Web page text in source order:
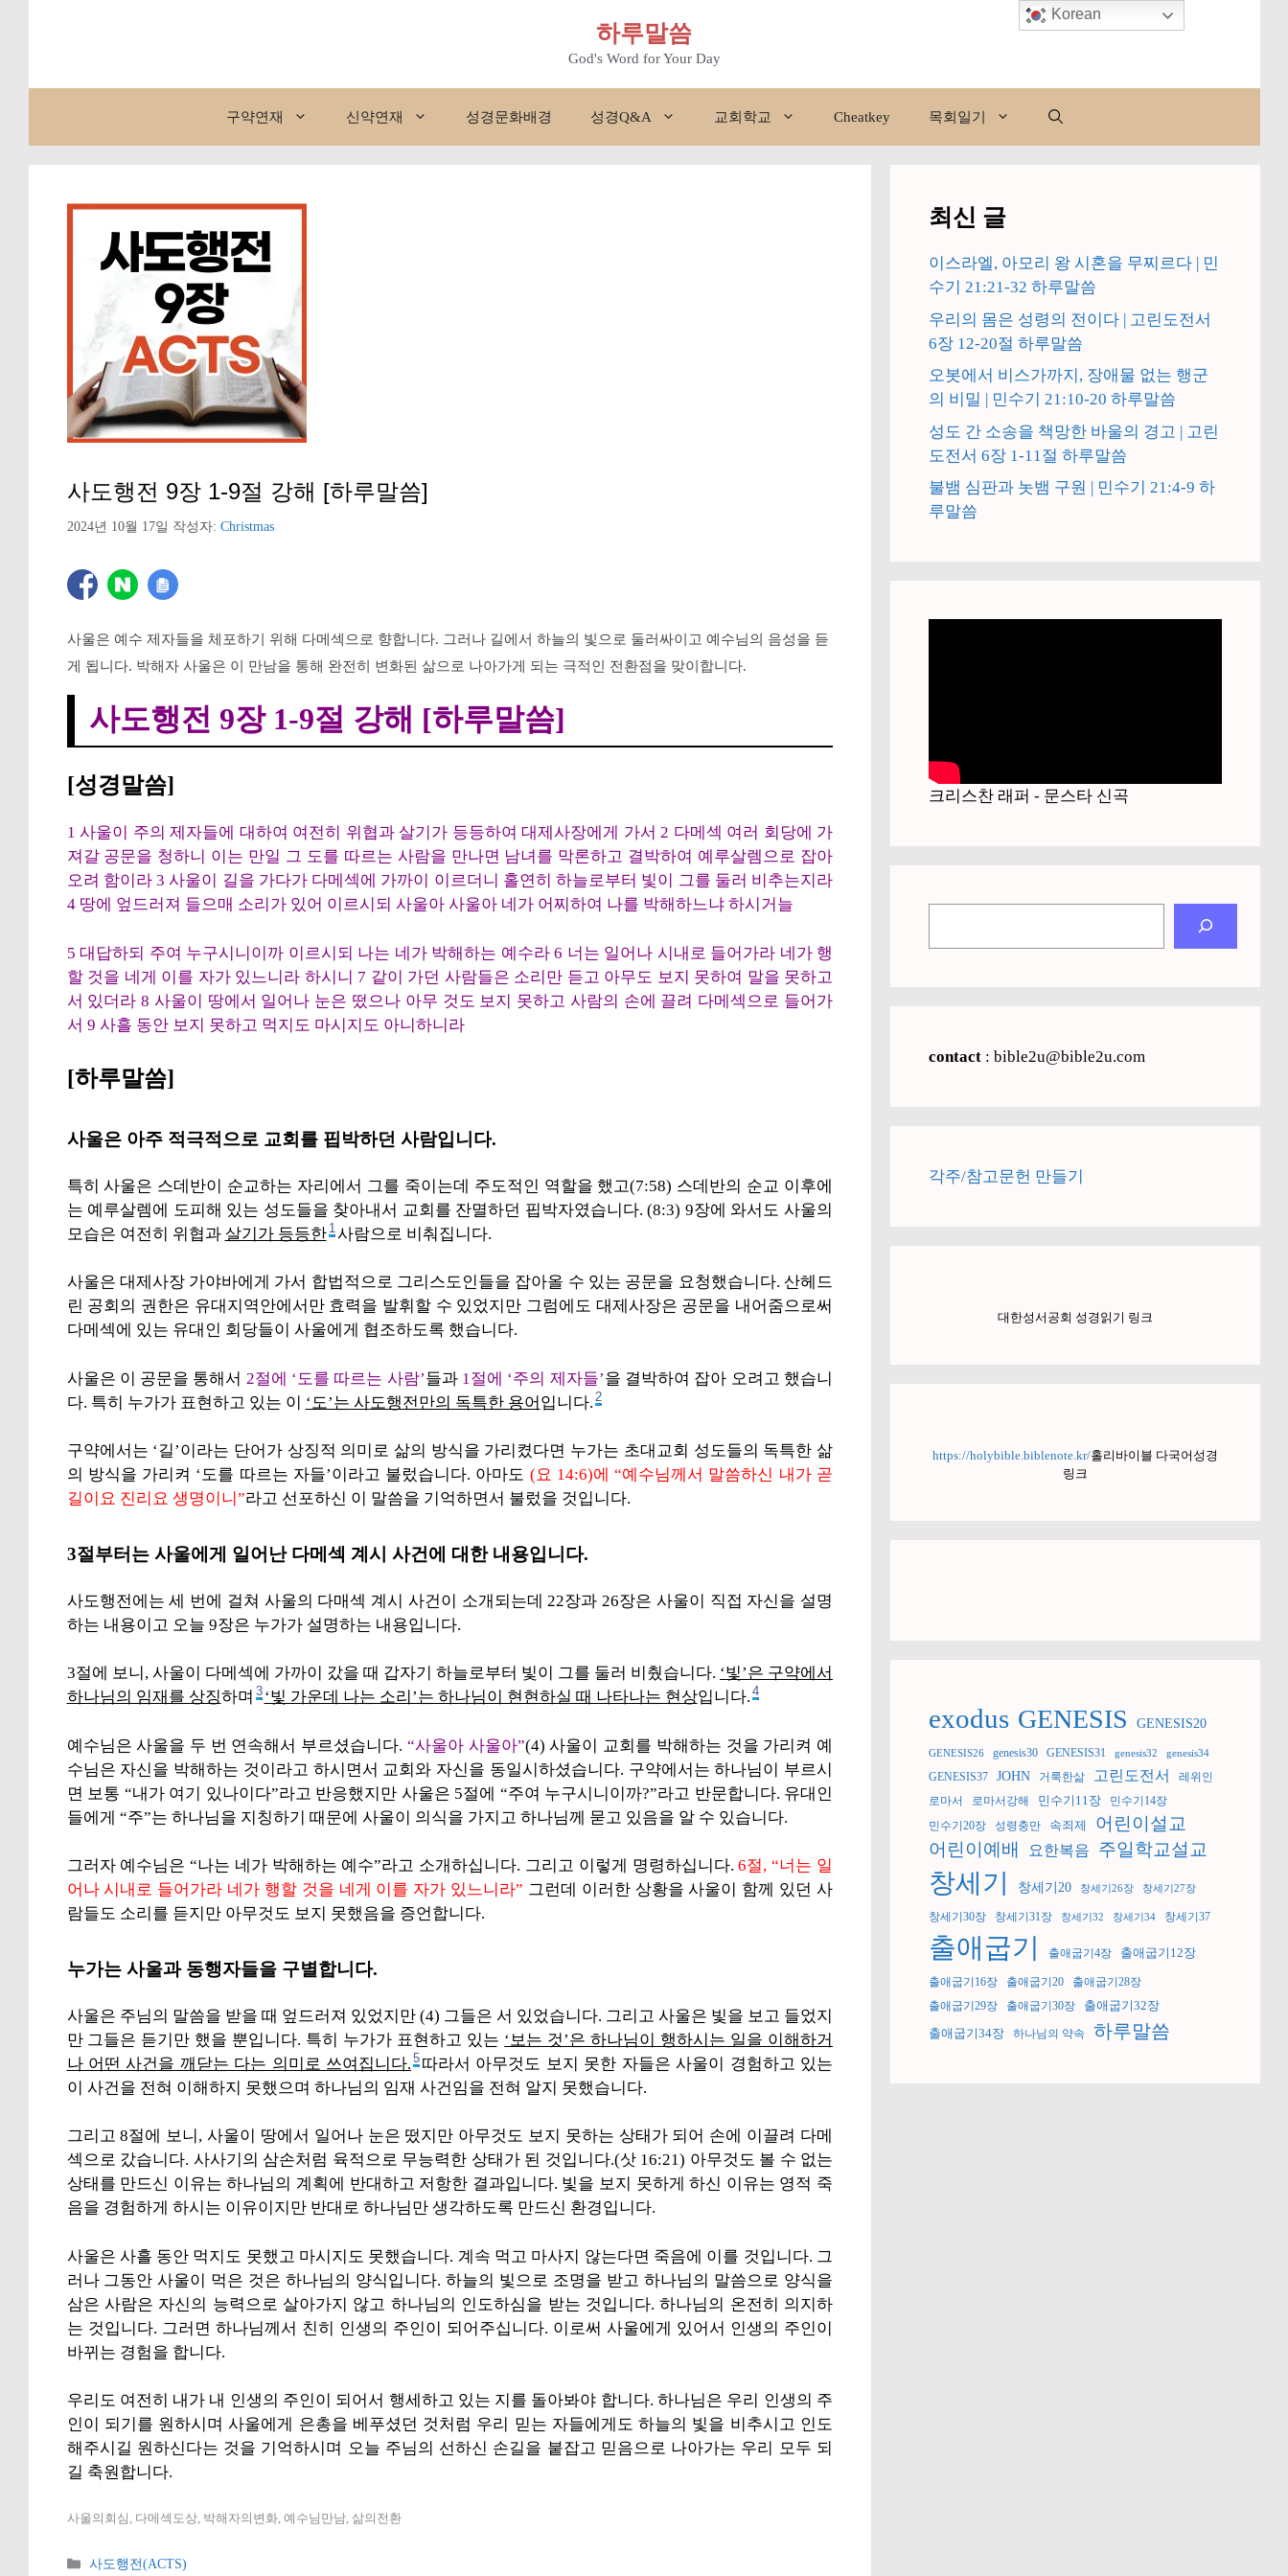
하루말씀
God's Word for Your Day
구약연재 신약연재 성경문화배경 성경Q&A 교회학교 Cheatkey 목회일기
사도행전 9장 1-9절 강해 [하루말씀]
2024년 10월 17일 작성자: Christmas
사울은 예수 제자들을 체포하기 위해 다메섹으로 향합니다. 그러나 길에서 하늘의 빛으로 둘러싸이고 예수님의 음성을 듣
게 됩니다. 박해자 사울은 이 만남을 통해 완전히 변화된 삶으로 나아가게 되는 극적인 전환점을 맞이합니다.
사도행전 9장 1-9절 강해 [하루말씀]
[성경말씀]
1 사울이 주의 제자들에 대하여 여전히 위협과 살기가 등등하여 대제사장에게 가서 2 다메섹 여러 회당에 가
져갈 공문을 청하니 이는 만일 그 도를 따르는 사람을 만나면 남녀를 막론하고 결박하여 예루살렘으로 잡아
오려 함이라 3 사울이 길을 가다가 다메섹에 가까이 이르더니 홀연히 하늘로부터 빛이 그를 둘러 비추는지라
4 땅에 엎드러져 들으매 소리가 있어 이르시되 사울아 사울아 네가 어찌하여 나를 박해하느냐 하시거늘
5 대답하되 주여 누구시니이까 이르시되 나는 네가 박해하는 예수라 6 너는 일어나 시내로 들어가라 네가 행
할 것을 네게 이를 자가 있느니라 하시니 7 같이 가던 사람들은 소리만 듣고 아무도 보지 못하여 말을 못하고
서 있더라 8 사울이 땅에서 일어나 눈은 떴으나 아무 것도 보지 못하고 사람의 손에 끌려 다메섹으로 들어가
서 9 사흘 동안 보지 못하고 먹지도 마시지도 아니하니라
[하루말씀]
사울은 아주 적극적으로 교회를 핍박하던 사람입니다.
특히 사울은 스데반이 순교하는 자리에서 그를 죽이는데 주도적인 역할을 했고(7:58) 스데반의 순교 이후에
는 예루살렘에 도피해 있는 성도들을 찾아내서 교회를 잔멸하던 핍박자였습니다. (8:3) 9장에 와서도 사울의
모습은 여전히 위협과 살기가 등등한 1 사람으로 비춰집니다.
사울은 대제사장 가야바에게 가서 합법적으로 그리스도인들을 잡아올 수 있는 공문을 요청했습니다. 산헤드
린 공회의 권한은 유대지역안에서만 효력을 발휘할 수 있었지만 그럼에도 대제사장은 공문을 내어줌으로써
다메섹에 있는 유대인 회당들이 사울에게 협조하도록 했습니다.
사울은 이 공문을 통해서 2절에 ‘도를 따르는 사람’들과 1절에 ‘주의 제자들’을 결박하여 잡아 오려고 했습니
다. 특히 누가가 표현하고 있는 이 ‘도’는 사도행전만의 독특한 용어 입니다. 2
구약에서는 ‘길’이라는 단어가 상징적 의미로 삶의 방식을 가리켰다면 누가는 초대교회 성도들의 독특한 삶
의 방식을 가리켜 ‘도를 따르는 자들’이라고 불렀습니다. 아마도 (요 14:6)에 “예수님께서 말씀하신 내가 곧
길이요 진리요 생명이니”라고 선포하신 이 말씀을 기억하면서 불렀을 것입니다.
3절부터는 사울에게 일어난 다메섹 계시 사건에 대한 내용입니다.
사도행전에는 세 번에 걸쳐 사울의 다매섹 계시 사건이 소개되는데 22장과 26장은 사울이 직접 자신을 설명
하는 내용이고 오늘 9장은 누가가 설명하는 내용입니다.
3절에 보니, 사울이 다메섹에 가까이 갔을 때 갑자기 하늘로부터 빛이 그를 둘러 비췄습니다. ‘빛’은 구약에서
하나님의 임재를 상징하며 3 ‘빛 가운데 나는 소리’는 하나님이 현현하실 때 나타나는 현상입니다. 4
예수님은 사울을 두 번 연속해서 부르셨습니다. “사울아 사울아”(4) 사울이 교회를 박해하는 것을 가리켜 예
수님은 자신을 박해하는 것이라고 하시면서 교회와 자신을 동일시하셨습니다. 구약에서는 하나님이 부르시
면 보통 “내가 여기 있나이다”라고 반응했지만 사울은 5절에 “주여 누구시니이까?”라고 반문합니다. 유대인
들에게 “주”는 하나님을 지칭하기 때문에 사울이 의식을 가지고 하나님께 묻고 있음을 알 수 있습니다.
그러자 예수님은 “나는 네가 박해하는 예수”라고 소개하십니다. 그리고 이렇게 명령하십니다.6절, “너는 일
어나 시내로 들어가라 네가 행할 것을 네게 이를 자가 있느니라” 그런데 이러한 상황을 사울이 함께 있던 사
람들도 소리를 듣지만 아무것도 보지 못했음을 증언합니다.
누가는 사울과 동행자들을 구별합니다.
사울은 주님의 말씀을 받을 때 엎드러져 있었지만 (4) 그들은 서 있었습니다. 그리고 사울은 빛을 보고 들었지
만 그들은 듣기만 했을 뿐입니다. 특히 누가가 표현하고 있는 ‘보는 것’은 하나님이 행하시는 일을 이해하거
나 어떤 사건을 깨닫는 다는 의미로 쓰여집니다. 5 따라서 아무것도 보지 못한 자들은 사울이 경험하고 있는
이 사건을 전혀 이해하지 못했으며 하나님의 임재 사건임을 전혀 알지 못했습니다.
그리고 8절에 보니, 사울이 땅에서 일어나 눈은 떴지만 아무것도 보지 못하는 상태가 되어 손에 이끌려 다메
섹으로 갔습니다. 사사기의 삼손처럼 육적으로 무능력한 상태가 된 것입니다.(삿 16:21) 아무것도 볼 수 없는
상태를 만드신 이유는 하나님의 계획에 반대하고 저항한 결과입니다. 빛을 보지 못하게 하신 이유는 영적 죽
음을 경험하게 하시는 이유이지만 반대로 하나님만 생각하도록 만드신 환경입니다.
사울은 사흘 동안 먹지도 못했고 마시지도 못했습니다. 계속 먹고 마사지 않는다면 죽음에 이를 것입니다. 그
러나 그동안 사울이 먹은 것은 하나님의 양식입니다. 하늘의 빛으로 조명을 받고 하나님의 말씀으로 양식을
삼은 사람은 자신의 능력으로 살아가지 않고 하나님의 인도하심을 받는 것입니다. 하나님의 온전히 의지하
는 것입니다. 그러면 하나님께서 친히 인생의 주인이 되어주십니다. 이로써 사울에게 있어서 인생의 주인이
바뀌는 경험을 합니다.
우리도 여전히 내가 내 인생의 주인이 되어서 행세하고 있는 지를 돌아봐야 합니다. 하나님은 우리 인생의 주
인이 되기를 원하시며 사울에게 은총을 베푸셨던 것처럼 우리 믿는 자들에게도 하늘의 빛을 비추시고 인도
해주시길 원하신다는 것을 기억하시며 오늘 주님의 선하신 손길을 붙잡고 믿음으로 나아가는 우리 모두 되
길 축원합니다.
사울의회심, 다메섹도상, 박해자의변화, 예수님만남, 삶의전환
카
사도행전(ACTS)
최신 글
이스라엘, 아모리 왕 시혼을 무찌르다 | 민
수기 21:21-32 하루말씀
우리의 몸은 성령의 전이다 | 고린도전서
6장 12-20절 하루말씀
오봇에서 비스가까지, 장애물 없는 행군
의 비밀 | 민수기 21:10-20 하루말씀
성도 간 소송을 책망한 바울의 경고 | 고린
도전서 6장 1-11절 하루말씀
불뱀 심판과 놋뱀 구원 | 민수기 21:4-9 하
루말씀
크리스찬 래퍼 - 문스타 신곡
contact : bible2u@bible2u.com
각주/참고문헌 만들기
대한성서공회 성경읽기 링크
https://holybible.biblenote.kr/홀리바이블 다국어성경
링크
exodus GENESIS GENESIS20
GENESIS26 genesis30 GENESIS31 genesis32 genesis34
GENESIS37 JOHN 거룩한삶 고린도전서
레위인
로마서
로마서강해 민수기11장
민수기14장
민수기20장
성령충만 속죄제
어린이설교
어린이예배
요한복음 주일학교설교
창세기 창세기20 창세기26장 창세기27장
창세기30장 창세기31장 창세기32 창세기34 창세기37
출애굽기 출애굽기4장 출애굽기12장
출애굽기16장 출애굽기20
출애굽기28장
출애굽기29장
출애굽기30장 출애굽기32장
출애굽기34장 하나님의 약속 하루말씀
Korean